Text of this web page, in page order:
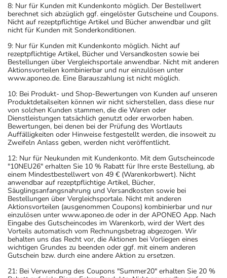
8: Nur für Kunden mit Kundenkonto möglich. Der Bestellwert
berechnet sich abzüglich ggf. eingelöster Gutscheine und Coupons.
Nicht auf rezeptpflichtige Artikel und Bücher anwendbar und gilt
nicht für Kunden mit Sonderkonditionen.
9: Nur für Kunden mit Kundenkonto möglich. Nicht auf
rezeptpflichtige Artikel, Bücher und Versandkosten sowie bei
Bestellungen über Vergleichsportale anwendbar. Nicht mit anderen
Aktionsvorteilen kombinierbar und nur einzulösen unter
www.aponeo.de. Eine Barauszahlung ist nicht möglich.
10: Bei Produkt- und Shop-Bewertungen von Kunden auf unseren
Produktdetailseiten können wir nicht sicherstellen, dass diese nur
von solchen Kunden stammen, die die Waren oder
Dienstleistungen tatsächlich genutzt oder erworben haben.
Bewertungen, bei denen bei der Prüfung des Wortlauts
Auffälligkeiten oder Hinweise festgestellt werden, die insoweit zu
Zweifeln Anlass geben, werden nicht veröffentlicht.
12: Nur für Neukunden mit Kundenkonto. Mit dem Gutscheincode
"10NEU26" erhalten Sie 10 % Rabatt für Ihre erste Bestellung, ab
einem Mindestbestellwert von 49 € (Warenkorbwert). Nicht
anwendbar auf rezeptpflichtige Artikel, Bücher,
Säuglingsanfangsnahrung und Versandkosten sowie bei
Bestellungen über Vergleichsportale. Nicht mit anderen
Aktionsvorteilen (ausgenommen Coupons) kombinierbar und nur
einzulösen unter www.aponeo.de oder in der APONEO App. Nach
Eingabe des Gutscheincodes im Warenkorb, wird der Wert des
Vorteils automatisch vom Rechnungsbetrag abgezogen. Wir
behalten uns das Recht vor, die Aktionen bei Vorliegen eines
wichtigen Grundes zu beenden oder ggf. mit einem anderen
Gutschein bzw. durch eine andere Aktion zu ersetzen.
21: Bei Verwendung des Coupons "Summer20" erhalten Sie 20 %